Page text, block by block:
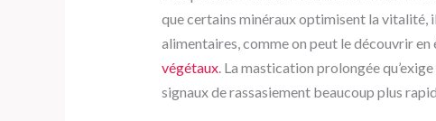
que certains minéraux optimisent la vitalité,
alimentaires, comme on peut le découvrir en
végétaux. La mastication prolongée
signaux de rassasiement beaucoup plus